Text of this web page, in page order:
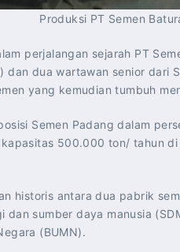
Produksi PT Semen
perjalangan sejarah PT
dua wartawan senior dari
yang kemudian tumbuh
Semen Padang dalam
500.000 ton/ tahun
historis antara dua pabrik
sumber daya manusia
(BUMN).